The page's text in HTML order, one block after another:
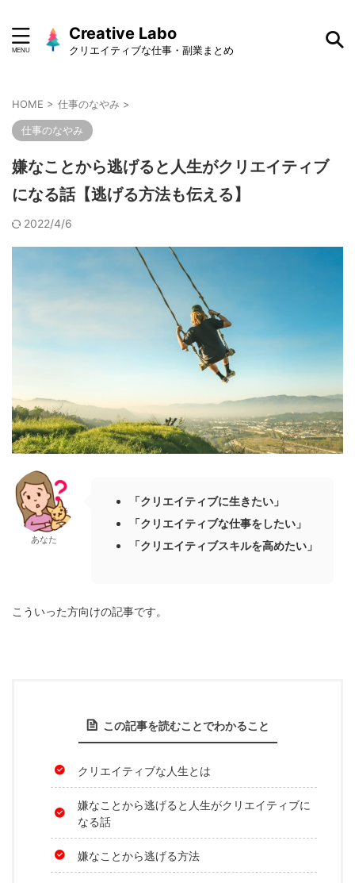
Creative Labo
クリエイティブな仕事・副業まとめ
HOME > 仕事のなやみ >
仕事のなやみ
嫌なことから逃げると人生がクリエイティブ
になる話【逃げる方法も伝える】
2022/4/6
あなた
「クリエイティブに生きたい」
「クリエイティブな仕事をしたい」
「クリエイティブスキルを高めたい」
こういった方向けの記事です。
この記事を読むことでわかること
クリエイティブな人生とは
嫌なことから逃げると人生がクリエイティブに
なる話
嫌なことから逃げる方法